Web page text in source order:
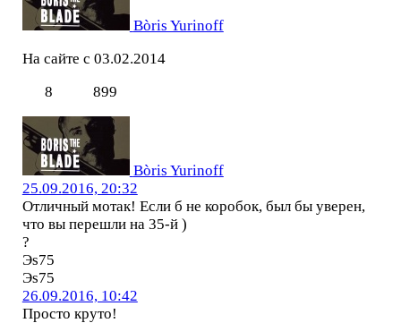
Bòris Yurinoff
На сайте с 03.02.2014
8
899
Bòris Yurinoff
25.09.2016, 20:32
Отличный мотак! Если б не коробок, был бы уверен,
что вы перешли на 35-й )
?
Эs75
Эs75
26.09.2016, 10:42
Просто круто!